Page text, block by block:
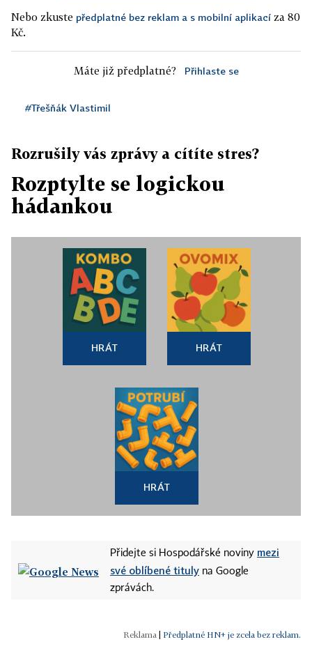
Nebo zkuste předplatné bez reklam a s mobilní aplikací za 80
Kč.
Máte již předplatné? Přihlaste se
#Třešňák Vlastimil
Rozrušily vás zprávy a cítíte stres?
Rozptylte se logickou
hádankou
HRÁT HRÁT
HRÁT
Přidejte si Hospodářské noviny mezi
své oblíbené tituly na Google
zprávách.
Předplatné HN+ je zcela bez reklam.